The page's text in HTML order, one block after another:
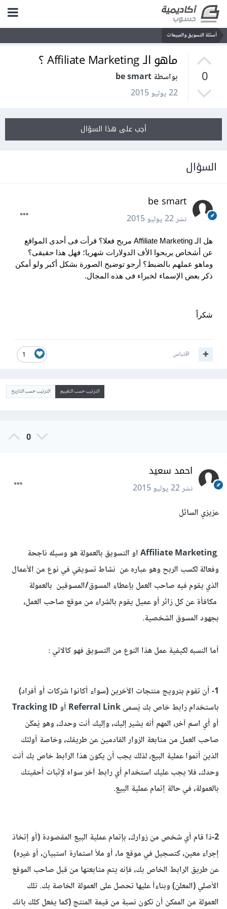
أسئلة التسويق والمبيعات
0
ماهو الـ Affiliate Marketing ؟
بواسطة be smart
22 يوليو 2015
أجب على هذا السؤال
السؤال
be smart
نشر22 يوليو 2015
هل الـ Affiliate Marketing مربح فعلا؟ قرأت فى أحدى المواقع
عن أشخاص يربحوا الأف الدولارات شهريا؛ فهل هذا حقيقى؟
وماهو عملهم بالضبط؟ أرجو توضيح الصورة بشكل أكبر ولو أمكن
ذكر بعض الإسماء لخبراء فى هذه المجال.
شكراً
1 اقتباس
الترتيب حسب التقييم الترتيب حسب التاريخ
0
احمد سعيد
نشر22 يوليو 2015
عزيزي السائل
ِAffiliate Marketing او التسويق بالعمولة هو وسيله ناجحة
وفعالة لكسب الربح وهو عباره عن نشاط تسويقي في نوع من الأعمال
الذي يقوم فيه صاحب العمل بإعطاء المسوق/المسوقين بالعمولة
مكافأة عن كل زائر أو عميل يقوم بالشراء من موقع صاحب العمل،
بجهود المسوق الشخصية.
أما النسبه لكيفية عمل هذا النوع من التسويق فهو كالاتي :
1- أن تقوم بترويج منتجات الآخرين (سواء أكانوا شركات أو أفراد)
باستخدام رابط خاص بك يُسمى Referral Link أو Tracking ID
أو أي اسم آخر، المهم أنه يشير إليك، وإليك أنت وحدك، وهو يُمكّن
صاحب العمل من متابعة الزوار القادمين عن طريقك، وخاصة أولئك
الذين أتموا عملية البيع، لذلك يجب أن يكون هذا الرابط خاص بك أنت
وحدك، فلا يجب عليك استخدام أي رابط آخر سواه لإثبات أحقيتك
بالعمولة، في حالة إتمام عملية البيع.
2-ذا قام أي شخص من زوارك، بإتمام عملية البيع المقصودة (أو إتخاذ
إجراء معين، كتسجيل في موقع ما، أو ملأ استمارة استبيان، أو غيره)
عن طريق الرابط الخاص بك، فإنه يتم متابعتها من قبل صاحب الموقع
الأصلي (المعلن) وبناءاً عليها تحصل على العمولة الخاصة بك. تلك
العمولة من الممكن أن تكون نسبة من قيمة المنتج (كما يفعل كلك بانك